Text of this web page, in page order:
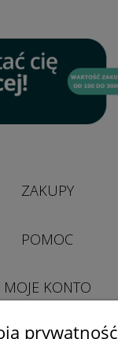
ZAKUPY
POMOC
MOJE KONTO
prywatność